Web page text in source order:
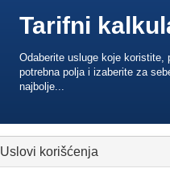
Tarifni
Odaberite usluge koje koristite,
potrebna polja i izaberite za
najbolje...
Uslovi korišćenja